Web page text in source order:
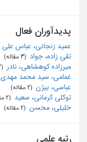
پدیدآوران فعال
عمید زنجانی، عباس علی
تقی زاده، جواد
میرزاده کوهشاهی، نادر
غمامی، سید محمد مهدی
عباسی، بیژن
توکلی کرمانی، سعید
خلیلی، محسن
رتبه علمی